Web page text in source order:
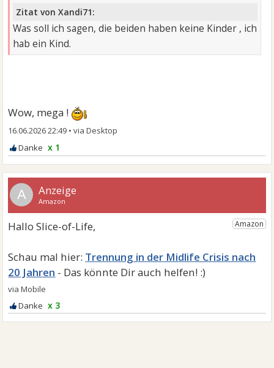
Zitat von Xandi71:
Was soll ich sagen, die beiden haben keine Kinder , ich
hab ein Kind.
Wow, mega !
16.06.2026 22:49 •
x 1
A
Trennung in der Midlife Crisis nach
20 Jahren
x 3